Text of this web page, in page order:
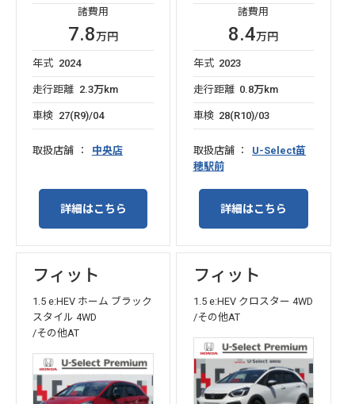
諸費用
7.8万円
年式 2024
走行距離 2.3万km
車検 27(R9)/04
取扱店舗 中央店
詳細はこちら
諸費用
8.4万円
年式 2023
走行距離 0.8万km
車検 28(R10)/03
取扱店舗
U-Select苗
穂駅前
詳細はこちら
フィット
1.5 e:HEV ホーム ブラック
スタイル 4WD
/その他AT
フィット
1.5 e:HEV クロスター 4WD
/その他AT